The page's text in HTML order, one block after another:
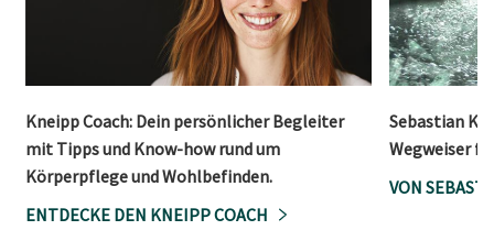
Kneipp Coach: Dein persönlicher Begleiter
mit Tipps und Know-how rund um
Körperpflege und Wohlbefinden.
ENTDECKE DEN KNEIPP COACH
Sebastian
Wegweiser
VON